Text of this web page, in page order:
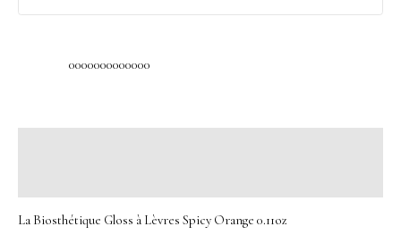
0000000000000
La Biosthétique Gloss à Lèvres Spicy Orange 0.11oz